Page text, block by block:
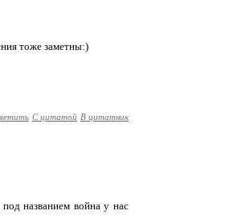
тоже заметны:)
С цитатой В цитатник
названием война у нас